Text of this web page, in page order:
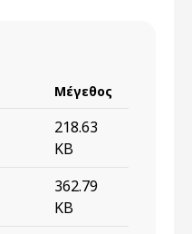
Μέγεθος
218.63
KB
362.79
KB